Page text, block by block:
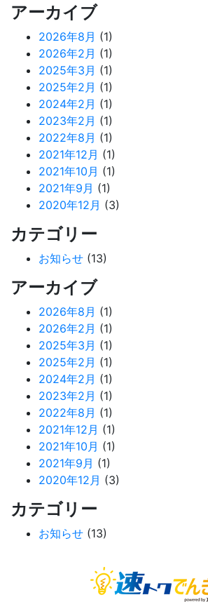
アーカイブ
2026年8月 (1)
2026年2月 (1)
2025年3月 (1)
2025年2月 (1)
2024年2月 (1)
2023年2月 (1)
2022年8月 (1)
2021年12月 (1)
2021年10月 (1)
2021年9月 (1)
2020年12月 (3)
カテゴリー
お知らせ (13)
アーカイブ
2026年8月 (1)
2026年2月 (1)
2025年3月 (1)
2025年2月 (1)
2024年2月 (1)
2023年2月 (1)
2022年8月 (1)
2021年12月 (1)
2021年10月 (1)
2021年9月 (1)
2020年12月 (3)
カテゴリー
お知らせ (13)